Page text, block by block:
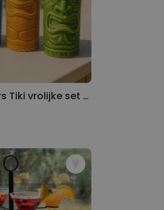
Cocktailbekers Tiki vrolijke set van 4